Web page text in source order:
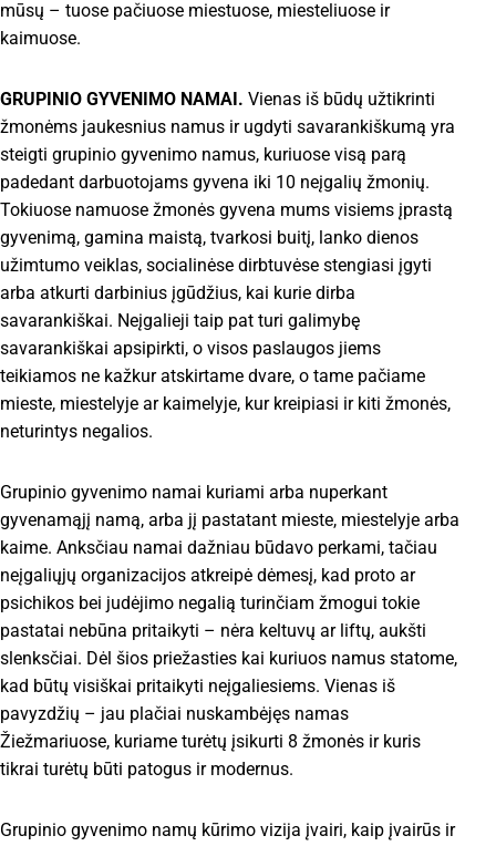
mūsų – tuose pačiuose miestuose, miesteliuose ir
kaimuose.
GRUPINIO GYVENIMO NAMAI. Vienas iš būdų užtikrinti
žmonėms jaukesnius namus ir ugdyti savarankiškumą yra
steigti grupinio gyvenimo namus, kuriuose visą parą
padedant darbuotojams gyvena iki 10 neįgalių žmonių.
Tokiuose namuose žmonės gyvena mums visiems įprastą
gyvenimą, gamina maistą, tvarkosi buitį, lanko dienos
užimtumo veiklas, socialinėse dirbtuvėse stengiasi įgyti
arba atkurti darbinius įgūdžius, kai kurie dirba
savarankiškai. Neįgalieji taip pat turi galimybę
savarankiškai apsipirkti, o visos paslaugos jiems
teikiamos ne kažkur atskirtame dvare, o tame pačiame
mieste, miestelyje ar kaimelyje, kur kreipiasi ir kiti žmonės,
neturintys negalios.
Grupinio gyvenimo namai kuriami arba nuperkant
gyvenamąjį namą, arba jį pastatant mieste, miestelyje arba
kaime. Anksčiau namai dažniau būdavo perkami, tačiau
neįgaliųjų organizacijos atkreipė dėmesį, kad proto ar
psichikos bei judėjimo negalią turinčiam žmogui tokie
pastatai nebūna pritaikyti – nėra keltuvų ar liftų, aukšti
slenksčiai. Dėl šios priežasties kai kuriuos namus statome,
kad būtų visiškai pritaikyti neįgaliesiems. Vienas iš
pavyzdžių – jau plačiai nuskambėjęs namas
Žiežmariuose, kuriame turėtų įsikurti 8 žmonės ir kuris
tikrai turėtų būti patogus ir modernus.
Grupinio gyvenimo namų kūrimo vizija įvairi, kaip įvairūs ir